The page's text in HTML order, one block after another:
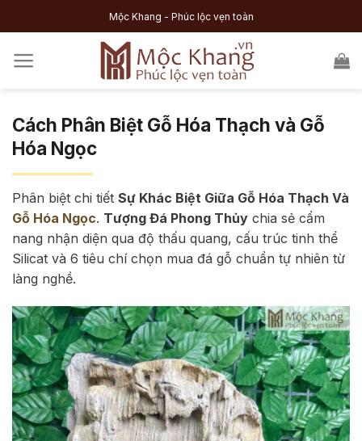
to
Mộc Khang - Phúc lộc vẹn toàn
Cách Phân Biệt Gỗ Hóa Thạch và Gỗ
Hóa Ngọc
Phân biệt chi tiết Sự Khác Biệt Giữa Gỗ Hóa Thạch Và
Gỗ Hóa Ngọc. Tượng Đá Phong Thủy chia sẻ cẩm
nang nhận diện qua độ thấu quang, cấu trúc tinh thể
Silicat và 6 tiêu chí chọn mua đá gỗ chuẩn tự nhiên từ
làng nghề.